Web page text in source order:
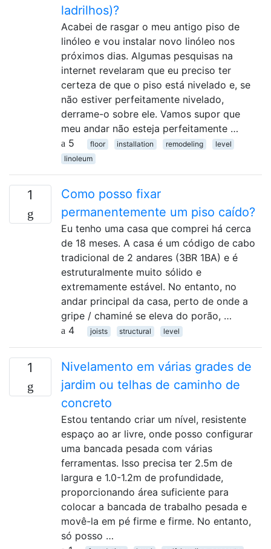
ladrilhos)?
Acabei de rasgar o meu antigo piso de
linóleo e vou instalar novo linóleo nos
próximos dias. Algumas pesquisas na
internet revelaram que eu preciso ter
certeza de que o piso está nivelado e, se
não estiver perfeitamente nivelado,
derrame-o sobre ele. Vamos supor que
meu andar não esteja perfeitamente …
5
floor installation remodeling
level
linoleum
1
Como posso fixar
permanentemente um piso caído?
Eu tenho uma casa que comprei há cerca
de 18 meses. A casa é um código de cabo
tradicional de 2 andares (3BR 1BA) e é
estruturalmente muito sólido e
extremamente estável. No entanto, no
andar principal da casa, perto de onde a
gripe / chaminé se eleva do porão, …
4
joists structural level
1
Nivelamento em várias grades de
jardim ou telhas de caminho de
concreto
Estou tentando criar um nível, resistente
espaço ao ar livre, onde posso configurar
uma bancada pesada com várias
ferramentas. Isso precisa ter 2.5m de
largura e 1.0-1.2m de profundidade,
proporcionando área suficiente para
colocar a bancada de trabalho pesada e
movê-la em pé firme e firme. No entanto,
só posso …